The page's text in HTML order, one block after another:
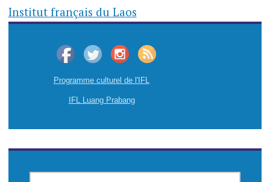
Institut français du Laos
Programme culturel de l'IFL
IFL Luang Prabang